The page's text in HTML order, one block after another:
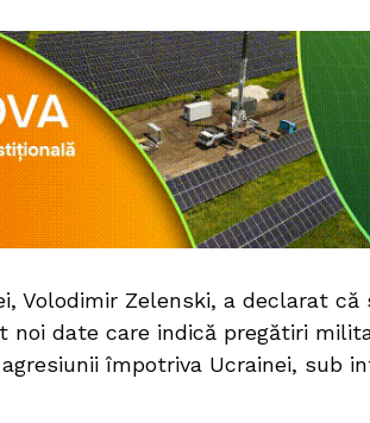
Volodimir Zelenski, a declarat
noi date care indică pregătiri
împotriva Ucrainei, sub